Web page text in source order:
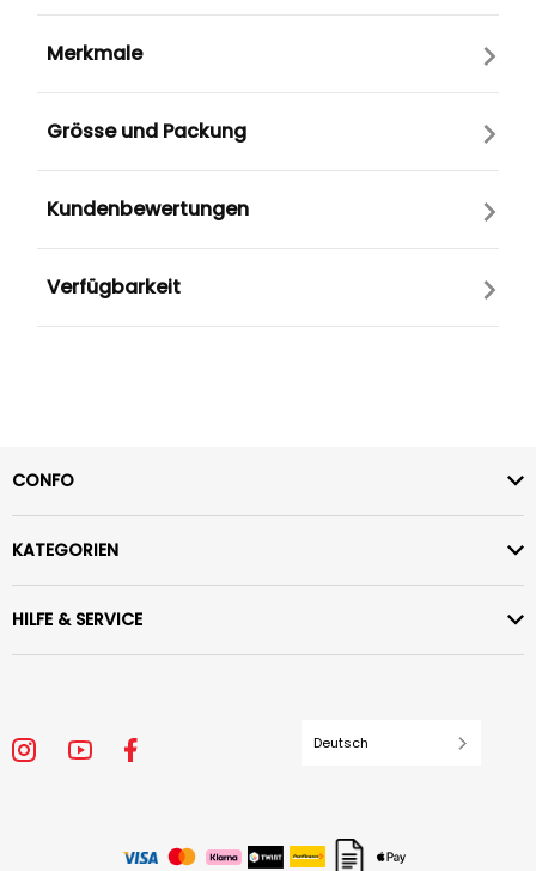
Merkmale
Grösse und Packung
Kundenbewertungen
Verfügbarkeit
CONFO
KATEGORIEN
HILFE & SERVICE
Deutsch